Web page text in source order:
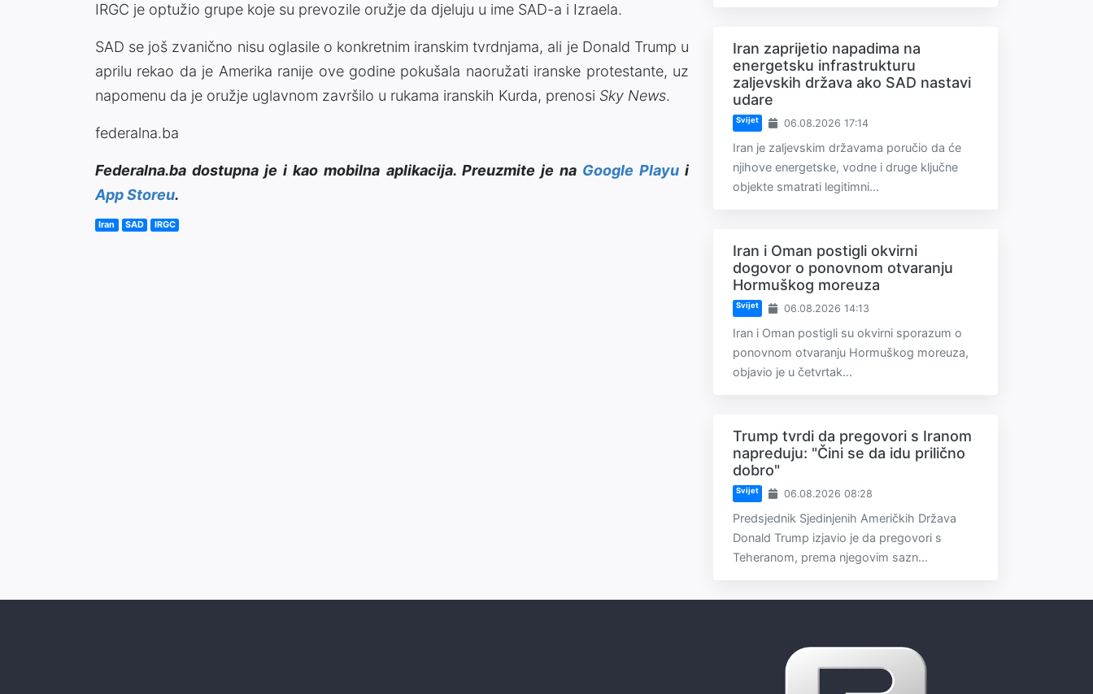
IRGC je optužio grupe koje su prevozile oružje da djeluju u ime SAD-a i Izraela.
SAD se još zvanično nisu oglasile o konkretnim iranskim tvrdnjama, ali je Donald Trump u
aprilu rekao da je Amerika ranije ove godine pokušala naoružati iranske protestante, uz
napomenu da je oružje uglavnom završilo u rukama iranskih Kurda, prenosi Sky News.
federalna.ba
Federalna.ba dostupna je i kao mobilna aplikacija. Preuzmite je na Google Playui
App Storeu.
Iran SAD IRGC
Iran zaprijetio napadima na
energetsku infrastrukturu
zaljevskih država ako SAD nastavi
udare
Svijet 06.08.2026 17:14
Iran je zaljevskim državama poručio da će
njihove energetske, vodne i druge ključne
objekte smatrati legitimni...
Iran i Oman postigli okvirni
dogovor o ponovnom otvaranju
Hormuškog moreuza
Svijet 06.08.2026 14:13
Iran i Oman postigli su okvirni sporazum o
ponovnom otvaranju Hormuškog moreuza,
objavio je u četvrtak...
Trump tvrdi da pregovori s Iranom
napreduju: "Čini se da idu prilično
dobro"
Svijet 06.08.2026 08:28
Predsjednik Sjedinjenih Američkih Država
Donald Trump izjavio je da pregovori s
Teheranom, prema njegovim sazn...